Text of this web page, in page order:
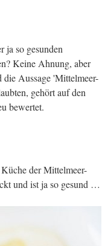
ja so gesunden
Keine Ahnung, aber
Aussage 'Mittelmeer-
gehört auf den
bewertet.
der Mittelmeer-
und ist ja so gesund …